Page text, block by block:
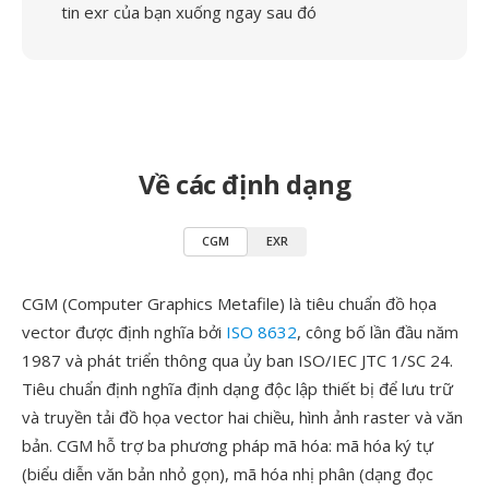
tin exr của bạn xuống ngay sau đó
Về các định dạng
CGM EXR
CGM (Computer Graphics Metafile) là tiêu chuẩn đồ họa
vector được định nghĩa bởi ISO 8632, công bố lần đầu năm
1987 và phát triển thông qua ủy ban ISO/IEC JTC 1/SC 24.
Tiêu chuẩn định nghĩa định dạng độc lập thiết bị để lưu trữ
và truyền tải đồ họa vector hai chiều, hình ảnh raster và văn
bản. CGM hỗ trợ ba phương pháp mã hóa: mã hóa ký tự
(biểu diễn văn bản nhỏ gọn), mã hóa nhị phân (dạng đọc